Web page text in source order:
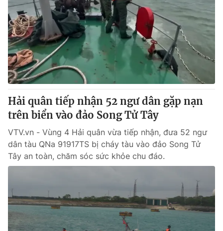
VTV Sức khoẻ Bất động sản
Thị trường 24h Tấm lòng Việt
VTV4 Vươn mình bằng AI
VTV9 VTV8
Liên hệ tòa soạn English
THỜI BÁO VTV
Theo dõi báo trên
Hải quân tiếp nhận 52 ngư dân gặp nạn
trên biển vào đảo Song Tử Tây
VTV.vn - Vùng 4 Hải quân vừa tiếp nhận, đưa 52 ngư
dân tàu QNa 91917TS bị cháy tàu vào đảo Song Tử
Tây an toàn, chăm sóc sức khỏe chu đáo.